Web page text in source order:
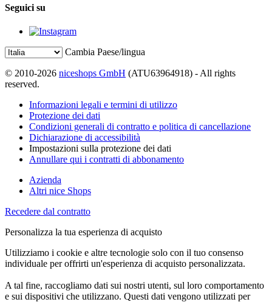
Seguici su
Cambia Paese/lingua
© 2010-2026 niceshops GmbH (ATU63964918) - All rights
reserved.
Informazioni legali e termini di utilizzo
Protezione dei dati
Condizioni generali di contratto e politica di cancellazione
Dichiarazione di accessibilità
Impostazioni sulla protezione dei dati
Annullare qui i contratti di abbonamento
Azienda
Altri nice Shops
Recedere dal contratto
Personalizza la tua esperienza di acquisto
Utilizziamo i cookie e altre tecnologie solo con il tuo consenso
individuale per offrirti un'esperienza di acquisto personalizzata.
A tal fine, raccogliamo dati sui nostri utenti, sul loro comportamento
e sui dispositivi che utilizzano. Questi dati vengono utilizzati per